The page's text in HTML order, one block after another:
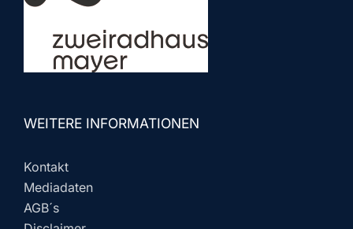
WEITERE INFORMATIONEN
Kontakt
Mediadaten
AGB´s